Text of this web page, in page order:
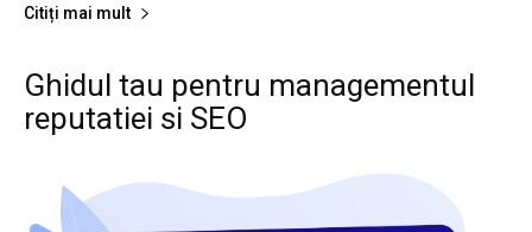
Citiți mai mult
Ghidul tau pentru managementul
reputatiei si SEO